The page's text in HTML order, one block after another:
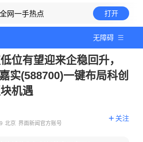
网一手热点 打开
无障碍
位有望迎来企稳回升，
实(588700)一键布局科创
机遇
北京 界面新闻官方账号
关注